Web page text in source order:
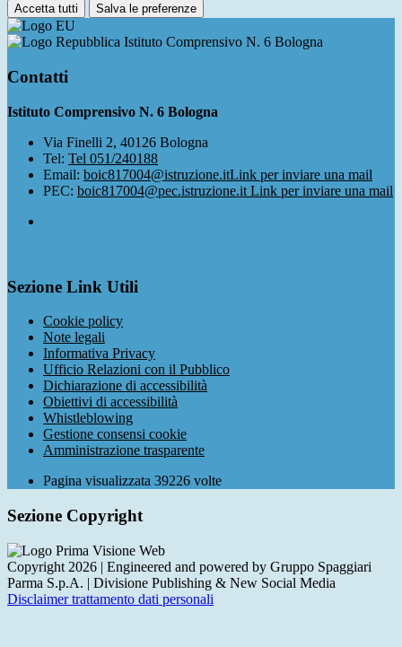
Accetta tutti Salva le preferenze
Istituto Comprensivo N. 6 Bologna
Contatti
Istituto Comprensivo N. 6 Bologna
Via Finelli 2, 40126 Bologna
Tel: Tel 051/240188
Email: boic817004@istruzione.itLink per inviare una mail
PEC: boic817004@pec.istruzione.it Link per inviare una mail
Sezione Link Utili
Cookie policy
Note legali
Informativa Privacy
Ufficio Relazioni con il Pubblico
Dichiarazione di accessibilità
Obiettivi di accessibilità
Whistleblowing
Gestione consensi cookie
Amministrazione trasparente
Pagina visualizzata 39226 volte
Sezione Copyright
Copyright 2026 | Engineered and powered by Gruppo Spaggiari
Parma S.p.A. | Divisione Publishing & New Social Media
Disclaimer trattamento dati personali